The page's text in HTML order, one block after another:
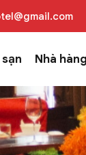
Nhà hàng